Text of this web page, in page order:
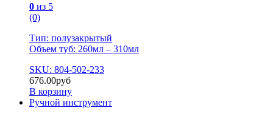
0 из 5
(0)
Тип: полузакрытый
Объем туб: 260мл – 310мл
SKU: 804-502-233
676.00руб
В корзину
Ручной инструмент